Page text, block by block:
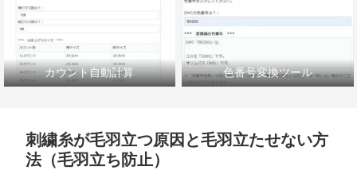
カウント自動計算 色番号変換ツール
刺繍糸が毛羽立つ原因と毛羽立たせない方
法（毛羽立ち防止）